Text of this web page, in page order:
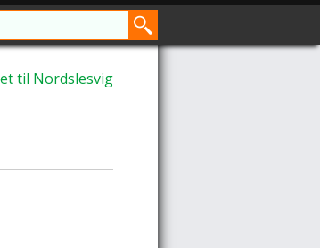
til Nordslesvig